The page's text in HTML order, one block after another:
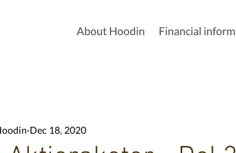
About Hoodin Financial
Dec 18, 2020